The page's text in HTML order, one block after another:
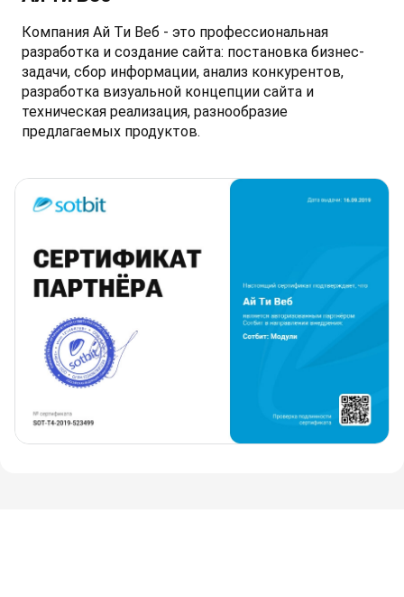
Компания Ай Ти Веб - это профессиональная
разработка и создание сайта: постановка бизнес-
задачи, сбор информации, анализ конкурентов,
разработка визуальной концепции сайта и
техническая реализация, разнообразие
предлагаемых продуктов.